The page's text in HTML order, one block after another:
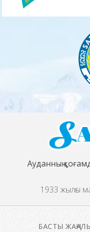
Ауданның
1933 жылғы
БАСТЫ